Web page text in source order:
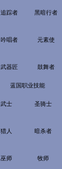
追踪者 黑暗行者
吟唱者 元素使
武器匠 鼓舞者
蓝国职业技能
武士 圣骑士
猎人 暗杀者
巫师 牧师